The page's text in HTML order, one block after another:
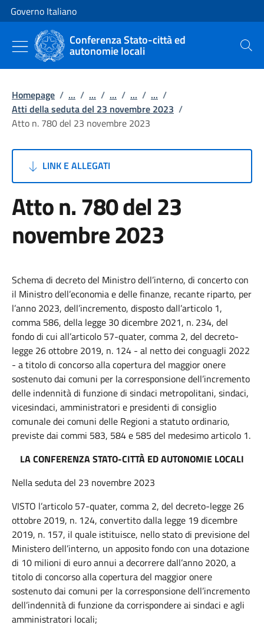
Vai al contenuto
Vai alla navigazione del sito
Governo Italiano
Conferenza Stato-città ed
autonomie locali Cerca
Homepage / ... / ... / ... / ... / ... /
Atti della seduta del 23 novembre 2023 /
Atto n. 780 del 23 novembre 2023
LINK E ALLEGATI
Atto n. 780 del 23
novembre 2023
Schema di decreto del Ministro dell’interno, di concerto con
il Ministro dell’economia e delle finanze, recante riparto, per
l’anno 2023, dell’incremento, disposto dall’articolo 1,
comma 586, della legge 30 dicembre 2021, n. 234, del
fondo di cui all’articolo 57-quater, comma 2, del decreto-
legge 26 ottobre 2019, n. 124 - al netto dei conguagli 2022
- a titolo di concorso alla copertura del maggior onere
sostenuto dai comuni per la corresponsione dell’incremento
delle indennità di funzione di sindaci metropolitani, sindaci,
vicesindaci, amministratori e presidenti di consiglio
comunale dei comuni delle Regioni a statuto ordinario,
previste dai commi 583, 584 e 585 del medesimo articolo 1.
LA CONFERENZA STATO-CITTÀ ED AUTONOMIE LOCALI
Nella seduta del 23 novembre 2023
VISTO l’articolo 57-quater, comma 2, del decreto-legge 26
ottobre 2019, n. 124, convertito dalla legge 19 dicembre
2019, n. 157, il quale istituisce, nello stato di previsione del
Ministero dell’interno, un apposito fondo con una dotazione
di 10 milioni di euro annui a decorrere dall’anno 2020, a
titolo di concorso alla copertura del maggior onere
sostenuto dai comuni per la corresponsione dell’incremento
dell’indennità di funzione da corrispondere ai sindaci e agli
amministratori locali;